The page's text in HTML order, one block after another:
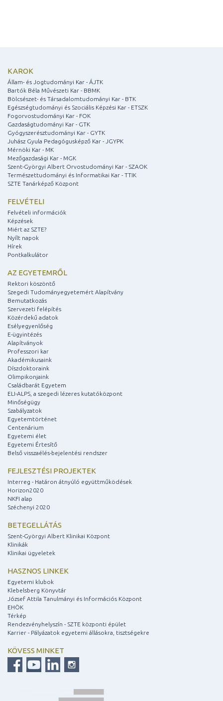
KAROK
Állam- és Jogtudományi Kar - ÁJTK
Bartók Béla Művészeti Kar - BBMK
Bölcsészet- és Társadalomtudományi Kar - BTK
Egészségtudományi és Szociális Képzési Kar - ETSZK
Fogorvostudományi Kar - FOK
Gazdaságtudományi Kar - GTK
Gyógyszerésztudományi Kar - GYTK
Juhász Gyula Pedagógusképző Kar - JGYPK
Mérnöki Kar - MK
Mezőgazdasági Kar - MGK
Szent-Györgyi Albert Orvostudományi Kar - SZAOK
Természettudományi és Informatikai Kar - TTIK
SZTE Tanárképző Központ
FELVÉTELI
Felvételi információk
Képzések
Miért az SZTE?
Nyílt napok
Hírek
Pontkalkulátor
AZ EGYETEMRŐL
Rektori köszöntő
Szegedi Tudományegyetemért Alapítvány
Bemutatkozás
Szervezeti felépítés
Közérdekű adatok
Esélyegyenlőség
E-ügyintézés
Alapítványok
Professzori kar
Akadémikusaink
Díszdoktoraink
Olimpikonjaink
Családbarát Egyetem
ELI-ALPS, a szegedi lézeres kutatóközpont
Minőségügy
Szabályzatok
Egyetemtörténet
Centenárium
Egyetemi élet
Egyetemi Értesítő
Belső visszaélés-bejelentési rendszer
FEJLESZTÉSI PROJEKTEK
Interreg - Határon átnyúló együttműködések
Horizon2020
NKFI alap
Széchenyi 2020
BETEGELLÁTÁS
Szent-Györgyi Albert Klinikai Központ
Klinikák
Klinikai ügyeletek
HASZNOS LINKEK
Egyetemi klubok
Klebelsberg Könyvtár
József Attila Tanulmányi és Információs Központ
EHÖK
Térkép
Rendezvényhelyszín - SZTE központi épület
Karrier - Pályázatok egyetemi állásokra, tisztségekre
KÖVESS MINKET